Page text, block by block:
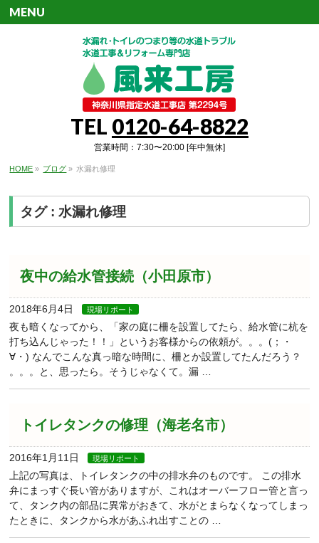
TEL 0120-64-8822
営業時間：7:30〜20:00 [年中無休]
MENU
HOME » ブログ » 水漏れ修理
タグ : 水漏れ修理
夜中の給水管接続（小田原市）
2018年6月4日 現場リポート
夜も暗くなってから、「家の庭に柵を設置してたら、給水管に杭を
打ち込んじゃった！！」というお客様からの依頼が。。。(；・
∀・) なんでこんな真っ暗な時間に、柵とか設置してたんだろう？
。。。と、思ったら。そうじゃなくて。漏 …
トイレタンクの修理（海老名市）
2016年1月11日 現場リポート
上記の写真は、トイレタンクの中の排水弁のものです。 この排水
弁にまっすぐ長い管がありますが、これはオーバーフロー管と言っ
て、タンク内の部品に異常がおきて、水がとまらなくなってしまっ
たときに、タンクから水があふれ出すことの …